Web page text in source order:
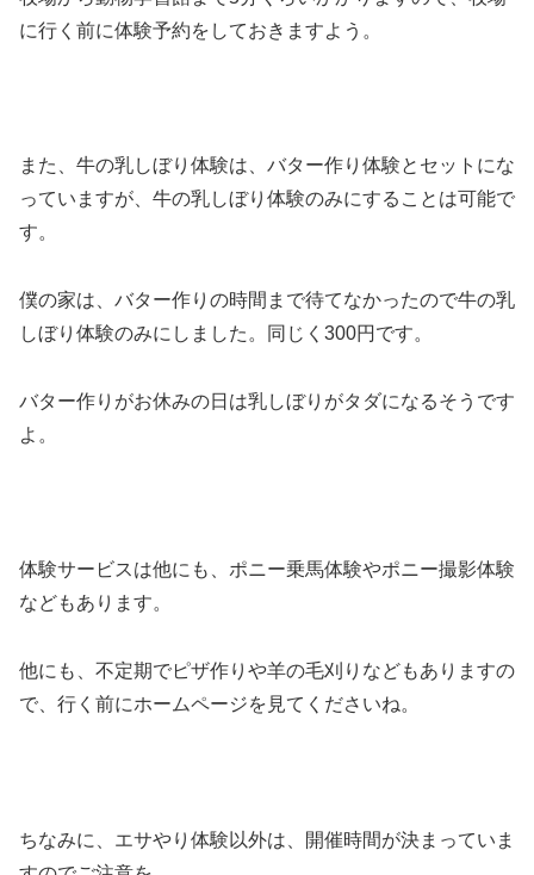
に行く前に体験予約をしておきますよう。
また、牛の乳しぼり体験は、バター作り体験とセットにな
っていますが、牛の乳しぼり体験のみにすることは可能で
す。
僕の家は、バター作りの時間まで待てなかったので牛の乳
しぼり体験のみにしました。同じく300円です。
バター作りがお休みの日は乳しぼりがタダになるそうです
よ。
体験サービスは他にも、ポニー乗馬体験やポニー撮影体験
などもあります。
他にも、不定期でピザ作りや羊の毛刈りなどもありますの
で、行く前にホームページを見てくださいね。
ちなみに、エサやり体験以外は、開催時間が決まっていま